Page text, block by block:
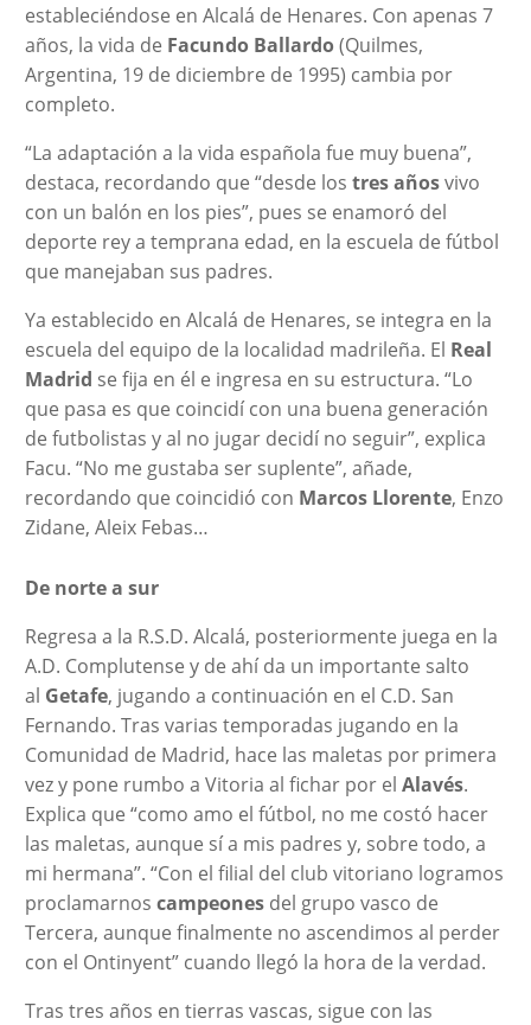
estableciéndose en Alcalá de Henares. Con apenas 7
años, la vida de Facundo Ballardo(Quilmes,
Argentina, 19 de diciembre de 1995) cambia por
completo.
“La adaptación a la vida española fue muy buena”,
destaca, recordando que “desde los tres añosvivo
con un balón en los pies”, pues se enamoró del
deporte rey a temprana edad, en la escuela de fútbol
que manejaban sus padres.
Ya establecido en Alcalá de Henares, se integra en la
escuela del equipo de la localidad madrileña. El Real
Madrid se fija en él e ingresa en su estructura. “Lo
que pasa es que coincidí con una buena generación
de futbolistas y al no jugar decidí no seguir”, explica
Facu. “No me gustaba ser suplente”, añade,
recordando que coincidió con Marcos Llorente, Enzo
Zidane, Aleix Febas…
De norte a sur
Regresa a la R.S.D. Alcalá, posteriormente juega en la
A.D. Complutense y de ahí da un importante salto
al Getafe, jugando a continuación en el C.D. San
Fernando. Tras varias temporadas jugando en la
Comunidad de Madrid, hace las maletas por primera
vez y pone rumbo a Vitoria al fichar por el Alavés.
Explica que “como amo el fútbol, no me costó hacer
las maletas, aunque sí a mis padres y, sobre todo, a
mi hermana”. “Con el filial del club vitoriano logramos
proclamarnos campeonesdel grupo vasco de
Tercera, aunque finalmente no ascendimos al perder
con el Ontinyent” cuando llegó la hora de la verdad.
Tras tres años en tierras vascas, sigue con las